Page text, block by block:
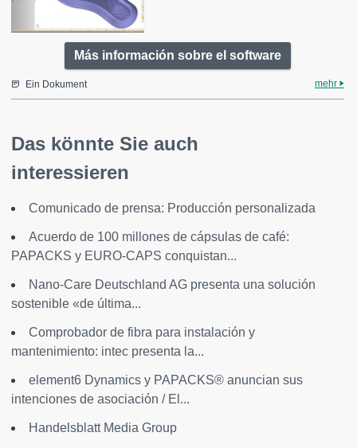
Más información sobre el software
Ein Dokument mehr
Das könnte Sie auch
interessieren
Comunicado de prensa: Producción personalizada
Acuerdo de 100 millones de cápsulas de café:
PAPACKS y EURO-CAPS conquistan...
Nano‐Care Deutschland AG presenta una solución
sostenible «de última...
Comprobador de fibra para instalación y
mantenimiento: intec presenta la...
element6 Dynamics y PAPACKS® anuncian sus
intenciones de asociación / El...
Handelsblatt Media Group